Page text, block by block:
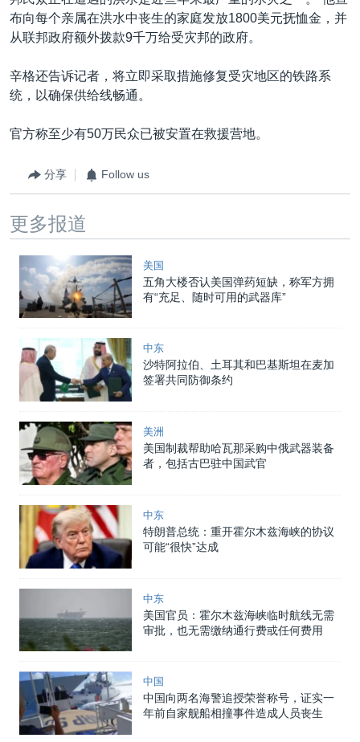
布向每个亲属在洪水中丧生的家庭发放1800美元抚恤金，并
从联邦政府额外拨款9千万给受灾邦的政府。
辛格还告诉记者，将立即采取措施修复受灾地区的铁路系
统，以确保供给线畅通。
官方称至少有50万民众已被安置在救援营地。
分享 Follow us
更多报道
美国
五角大楼否认美国弹药短缺，称军方拥
有“充足、随时可用的武器库”
中东
沙特阿拉伯、土耳其和巴基斯坦在麦加
签署共同防御条约
美洲
美国制裁帮助哈瓦那采购中俄武器装备
者，包括古巴驻中国武官
中东
特朗普总统：重开霍尔木兹海峡的协议
可能“很快”达成
中东
美国官员：霍尔木兹海峡临时航线无需
审批，也无需缴纳通行费或任何费用
中国
中国向两名海警追授荣誉称号，证实一
年前自家舰船相撞事件造成人员丧生